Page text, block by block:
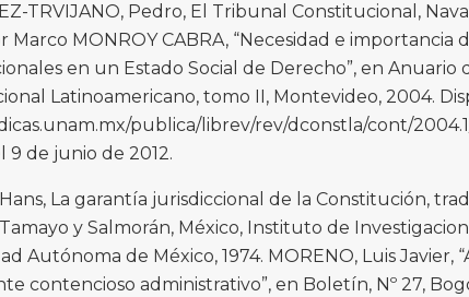
TRVIJANO, Pedro, El Tribunal Constitucional,
Marco MONROY CABRA, “Necesidad e importancia
en un Estado Social de Derecho”, en Anuario
Latinoamericano, tomo II, Montevideo, 2004.
publica/librev/rev/dconstla/cont/
9 de junio de 2012.
Hans, La garantía jurisdiccional de la Constitución,
y Salmorán, México, Instituto de
Autónoma de México, 1974. MORENO, Luis Javier,
contencioso administrativo”, en Boletín, Nº 27,